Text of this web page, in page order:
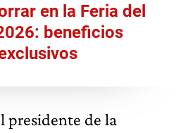
en la Feria del
beneficios
presidente de la